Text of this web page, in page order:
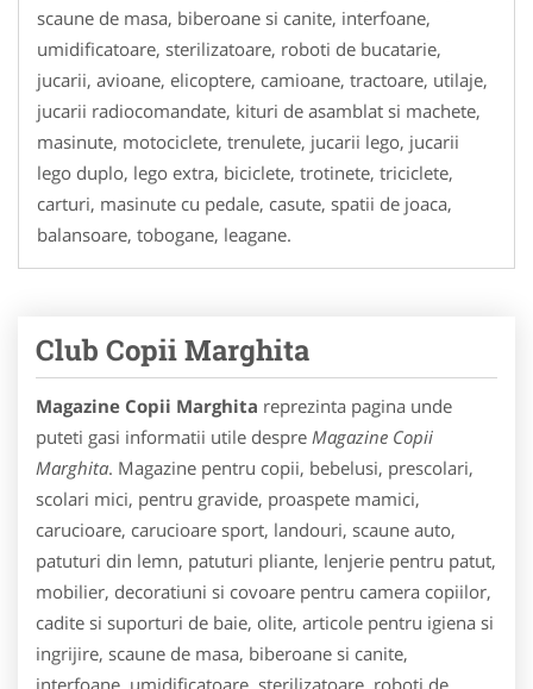
scaune de masa, biberoane si canite, interfoane,
umidificatoare, sterilizatoare, roboti de bucatarie,
jucarii, avioane, elicoptere, camioane, tractoare, utilaje,
jucarii radiocomandate, kituri de asamblat si machete,
masinute, motociclete, trenulete, jucarii lego, jucarii
lego duplo, lego extra, biciclete, trotinete, triciclete,
carturi, masinute cu pedale, casute, spatii de joaca,
balansoare, tobogane, leagane.
Club Copii Marghita
Magazine Copii Marghita reprezinta pagina unde
puteti gasi informatii utile despre Magazine Copii
Marghita. Magazine pentru copii, bebelusi, prescolari,
scolari mici, pentru gravide, proaspete mamici,
carucioare, carucioare sport, landouri, scaune auto,
patuturi din lemn, patuturi pliante, lenjerie pentru patut,
mobilier, decoratiuni si covoare pentru camera copiilor,
cadite si suporturi de baie, olite, articole pentru igiena si
ingrijire, scaune de masa, biberoane si canite,
interfoane, umidificatoare, sterilizatoare, roboti de